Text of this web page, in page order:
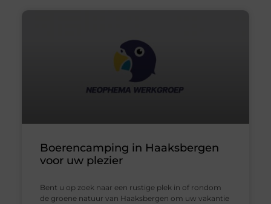
Boerencamping in Haaksbergen
voor uw plezier
Bent u op zoek naar een rustige plek in of rondom
de groene natuur van Haaksbergen om uw vakantie